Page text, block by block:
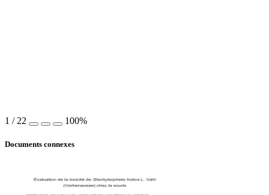
1 / 22 100%
Documents connexes